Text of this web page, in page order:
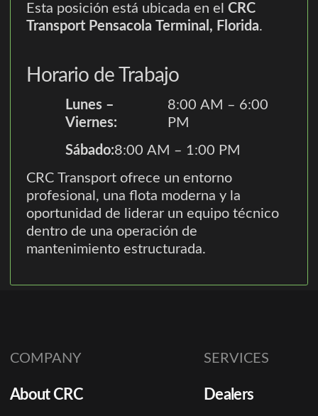
Esta posición está ubicada en elCRC
Transport Pensacola Terminal, Florida.
Horario de Trabajo
Lunes –
Viernes:
8:00 AM – 6:00
PM
Sábado:8:00 AM – 1:00 PM
CRC Transport ofrece un entorno
profesional, una flota moderna y la
oportunidad de liderar un equipo técnico
dentro de una operación de
mantenimiento estructurada.
COMPANY
About CRC
SERVICES
Dealers